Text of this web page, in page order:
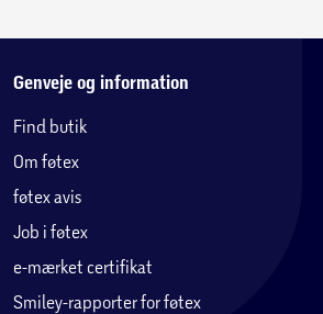
Genveje og information
Find butik
Om føtex
føtex avis
Job i føtex
e-mærket certifikat
Smiley-rapporter for føtex